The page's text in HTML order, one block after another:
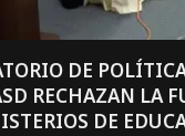
DE
RECHAZAN LA
DE